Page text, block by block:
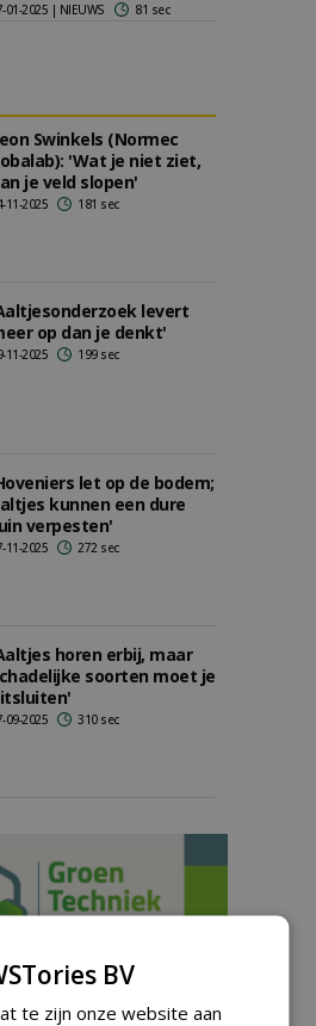
01-2025 | NIEUWS 81 sec
Swinkels (Normec
'Wat je niet ziet,
je veld slopen'
11-2025 181 sec
levert
op dan je denkt'
11-2025 199 sec
let op de bodem;
kunnen een dure
verpesten'
11-2025 272 sec
horen erbij, maar
soorten moet je
09-2025 310 sec
BV
te zijn onze website aan